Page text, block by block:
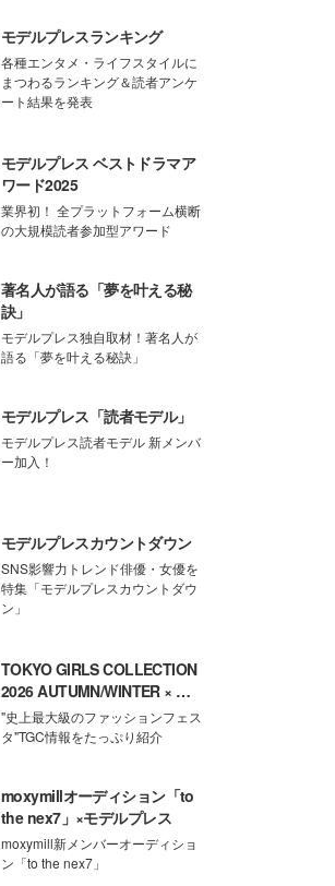
モデルプレスランキング
各種エンタメ・ライフスタイルに
まつわるランキング＆読者アンケ
ート結果を発表
モデルプレス ベストドラマア
ワード2025
業界初！ 全プラットフォーム横断
の大規模読者参加型アワード
著名人が語る「夢を叶える秘
訣」
モデルプレス独自取材！著名人が
語る「夢を叶える秘訣」
モデルプレス「読者モデル」
モデルプレス読者モデル 新メンバ
ー加入！
モデルプレスカウントダウン
SNS影響力トレンド俳優・女優を
特集「モデルプレスカウントダウ
ン」
TOKYO GIRLS COLLECTION
2026 AUTUMN/WINTER × モ
デルプレス
"史上最大級のファッションフェス
タ"TGC情報をたっぷり紹介
moxymillオーディション「to
the nex7」×モデルプレス
moxymill新メンバーオーディショ
ン「to the nex7」